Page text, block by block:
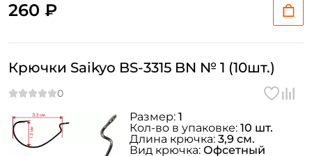
260 ₽
Крючки Saikyo BS-3315 BN № 1 (10шт.)
Размер: 1
Кол-во в упаковке: 10 шт.
Длина крючка: 3,9 см.
Вид крючка: Офсетный